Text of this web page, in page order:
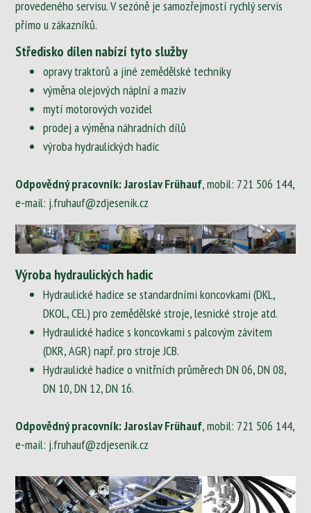
provedeného servisu. V sezóně je samozřejmostí rychlý servis
přímo u zákazníků.
Středisko dílen nabízí tyto služby
opravy traktorů a jiné zemědělské techniky
výměna olejových náplní a maziv
mytí motorových vozidel
prodej a výměna náhradních dílů
výroba hydraulických hadic
Odpovědný pracovník: Jaroslav Frühauf, mobil: 721 506 144,
e-mail: j.fruhauf@zdjesenik.cz
Výroba hydraulických hadic
Hydraulické hadice se standardními koncovkami (DKL,
DKOL, CEL) pro zemědělské stroje, lesnické stroje atd.
Hydraulické hadice s koncovkami s palcovým závitem
(DKR, AGR) např. pro stroje JCB.
Hydraulické hadice o vnitřních průměrech DN 06, DN 08,
DN 10, DN 12, DN 16.
Odpovědný pracovník: Jaroslav Frühauf, mobil: 721 506 144,
e-mail: j.fruhauf@zdjesenik.cz